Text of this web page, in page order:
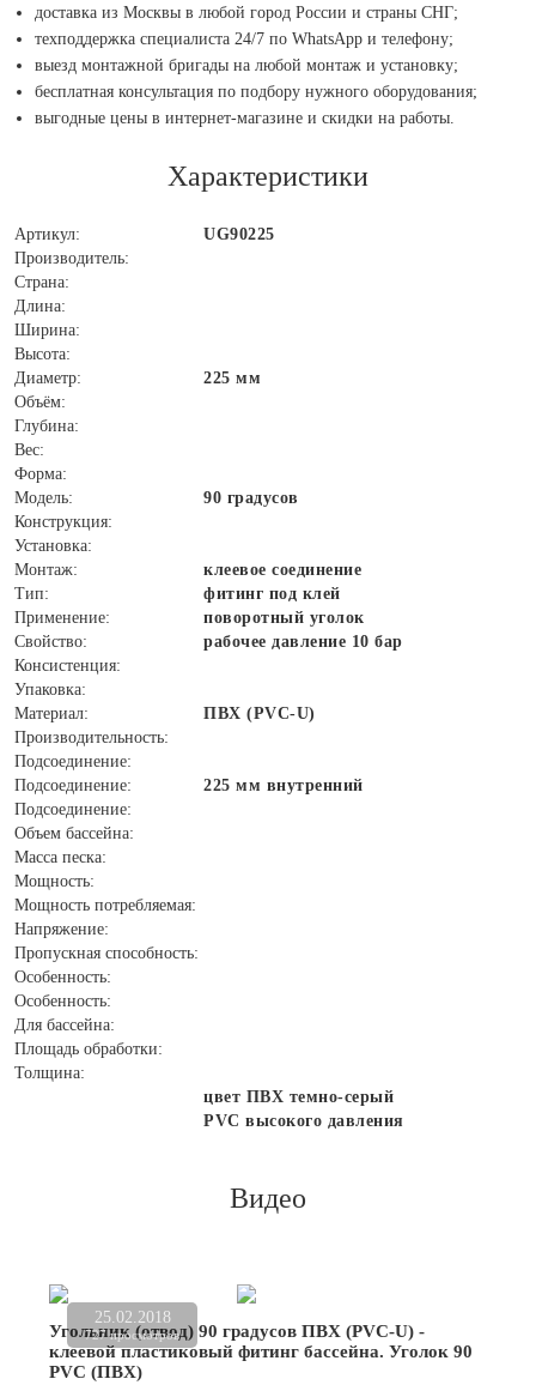
доставка из Москвы в любой город России и страны СНГ;
техподдержка специалиста 24/7 по WhatsApp и телефону;
выезд монтажной бригады на любой монтаж и установку;
бесплатная консультация по подбору нужного оборудования;
выгодные цены в интернет-магазине и скидки на работы.
Характеристики
Артикул:
UG90225
Производитель:
Страна:
Длина:
Ширина:
Высота:
Диаметр:
225 мм
Объём:
Глубина:
Вес:
Форма:
Модель:
90 градусов
Конструкция:
Установка:
Монтаж:
клеевое соединение
Тип:
фитинг под клей
Применение:
поворотный уголок
Свойство:
рабочее давление 10 бар
Консистенция:
Упаковка:
Материал:
ПВХ (PVC-U)
Производительность:
Подсоединение:
Подсоединение:
225 мм внутренний
Подсоединение:
Объем бассейна:
Масса песка:
Мощность:
Мощность потребляемая:
Напряжение:
Пропускная способность:
Особенность:
Особенность:
Для бассейна:
Площадь обработки:
Толщина:
цвет ПВХ темно-серый
PVC высокого давления
Видео
25.02.2018
727 просмотров
Угольник (отвод) 90 градусов ПВХ (PVC-U) -
клеевой пластиковый фитинг бассейна. Уголок 90
PVC (ПВХ)